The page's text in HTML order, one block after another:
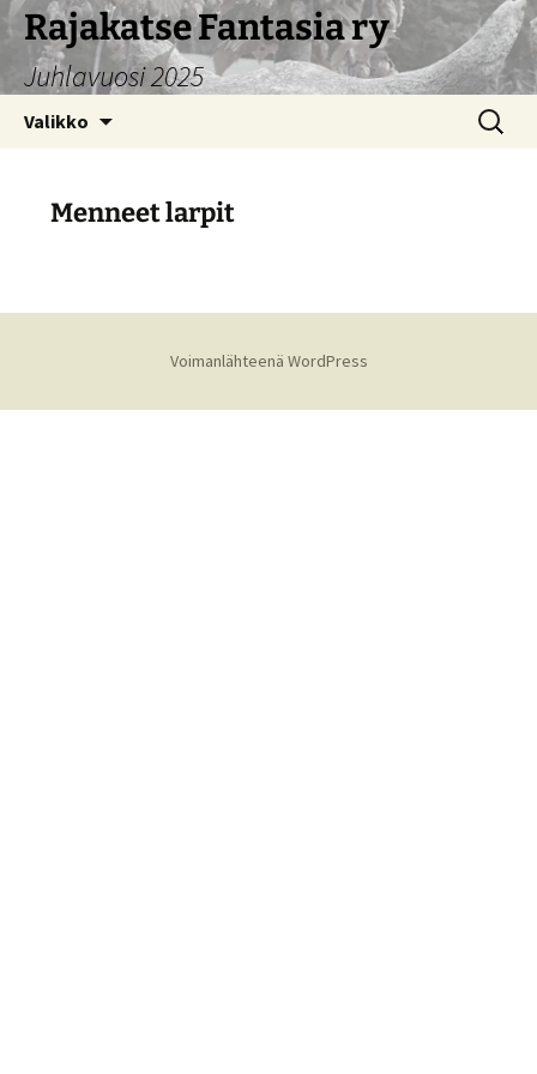
Siirry
sisältöön
Rajakatse Fantasia ry
Juhlavuosi 2025
Valikko Haku:
Menneet larpit
Voimanlähteenä WordPress